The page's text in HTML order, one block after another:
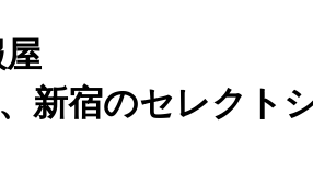
新宿のセレクト